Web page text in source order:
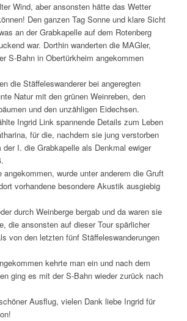
Wind, aber ansonsten hätte das Wetter
Den ganzen Tag Sonne und klare Sicht
an der Grabkapelle auf dem Rotenberg
war. Dorthin wanderten die MAGler,
S-Bahn in Obertürkheim angekommen
die Stäffeleswanderer bei angeregten
Natur mit den grünen Weinreben, den
und den unzähligen Eidechsen.
Ingrid Link spannende Details zum Leben
für die, nachdem sie jung verstorben
der I. die Grabkapelle als Denkmal ewiger
angekommen, wurde unter anderem die Gruft
vorhandene besondere Akustik ausgiebig
durch Weinberge bergab und da waren sie
die ansonsten auf dieser Tour spärlicher
von den letzten fünf Stäffeleswanderungen
kehrte man ein und nach dem
ging es mit der S-Bahn wieder zurück nach
Ausflug, vielen Dank liebe Ingrid für